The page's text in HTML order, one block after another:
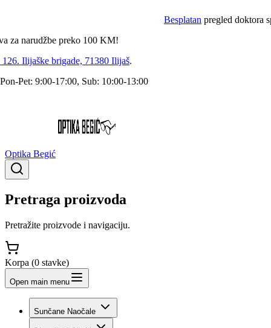
Besplatan pregled doktora
narudžbe preko 100KM!
Ilijaške brigade, 71380 Ilijaš.
Pet: 9:00-17:00, Sub: 10:00-13:00
Optika Begić
Pretraga proizvoda
Pretražite proizvode i navigaciju.
Korpa (0 stavke)
Open main menu
Sunčane Naočale